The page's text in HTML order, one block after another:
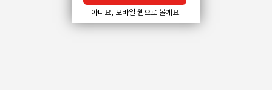
아니요, 모바일 웹으로 볼게요.